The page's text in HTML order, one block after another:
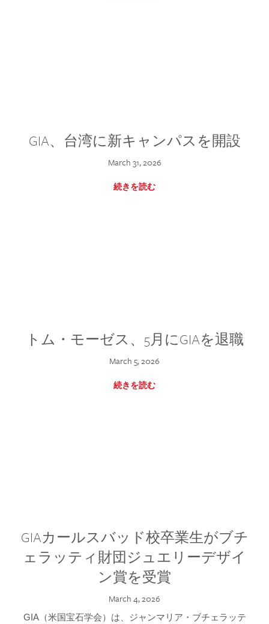
GIA、台湾に新キャンパスを開設
March 31, 2026
続きを読む
トム・モーゼス、5月にGIAを退職
March 5, 2026
続きを読む
GIAカールスバッド校卒業生がブチ
ェラッティ財団ジュエリーデザイ
ン賞を受賞
March 4, 2026
GIA（米国宝石学会）は、ジャンマリア・ブチェラッテ